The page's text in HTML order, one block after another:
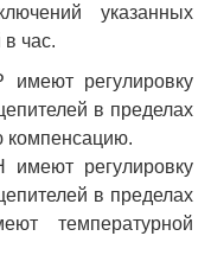
указанных
час.
регулировку
в пределах
компенсацию.
регулировку
в пределах
температурной